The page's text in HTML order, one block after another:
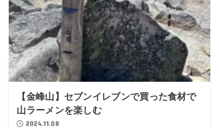
【金峰山】セブンイレブンで買った食材で
山ラーメンを楽しむ
2024.11.08